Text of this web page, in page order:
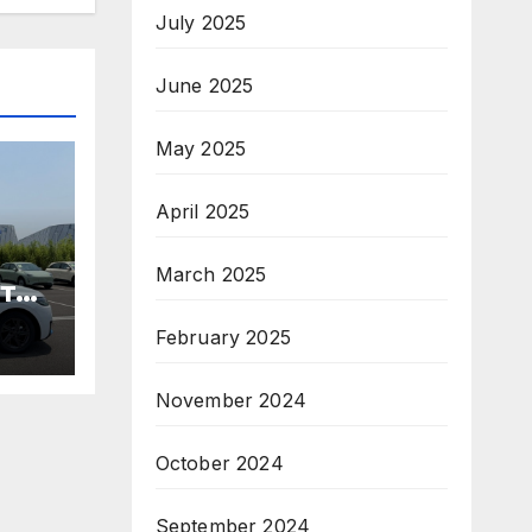
July 2025
June 2025
May 2025
April 2025
March 2025
February 2025
November 2024
October 2024
September 2024